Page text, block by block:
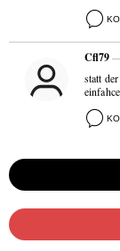
Cfl79—
statt